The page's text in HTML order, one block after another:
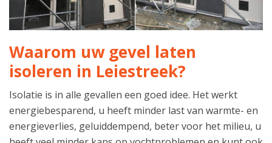
Waarom uw gevel laten
isoleren in Leiestreek?
Isolatie is in alle gevallen een goed idee. Het werkt
energiebesparend, u heeft minder last van warmte- en
energieverlies, geluiddempend, beter voor het milieu, u